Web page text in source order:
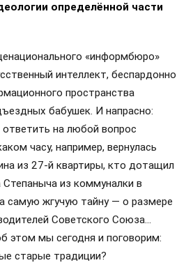
определённой части
«информбюро»
интеллект, беспардонно
пространства
бабушек. И напрасно:
ответить на любой вопрос
часу, например, вернулась
из 27-й квартиры, кто дотащил
Степаныча из коммуналки в
самую жгучую тайну — о размере
Советского Союза…
этом мы сегодня и поговорим:
старые традиции?